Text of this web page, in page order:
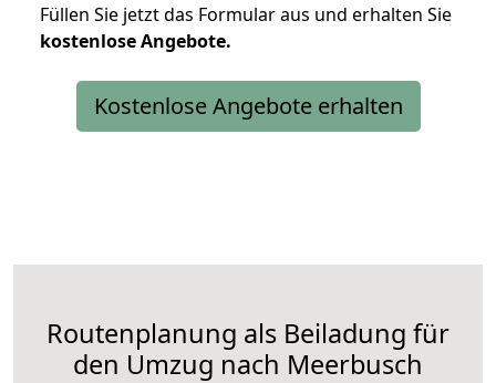
Füllen Sie jetzt das Formular aus und erhalten Sie
kostenloseAngebote.
Kostenlose Angebote erhalten
Routenplanung als Beiladung für
den Umzug nach Meerbusch